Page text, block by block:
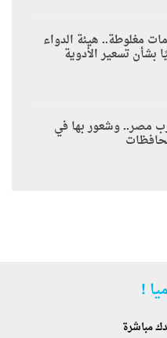
مغلوطة.. هيئة الدواء
بشأن تسعير الأدوية
مصر.. وشعور بها في
!
مباشرة